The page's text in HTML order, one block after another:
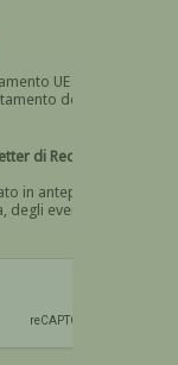
UE n.
dare il consenso
in anteprima
degli eventi